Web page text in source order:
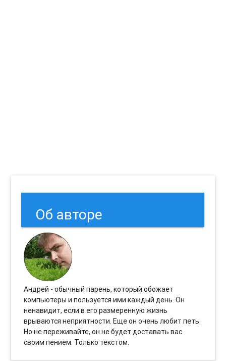
Об авторе
Андрей - обычный парень, который обожает
компьютеры и пользуется ими каждый день. Он
ненавидит, если в его размеренную жизнь
врываются неприятности. Еще он очень любит петь.
Но не переживайте, он не будет доставать вас
своим пением. Только текстом.